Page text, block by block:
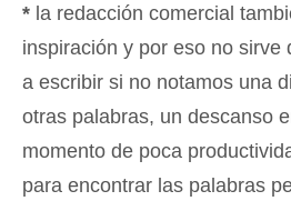
* la redacción comercial
inspiración y por eso no sirve
a escribir si no notamos una
otras palabras, un descanso
momento de poca
para encontrar las palabras